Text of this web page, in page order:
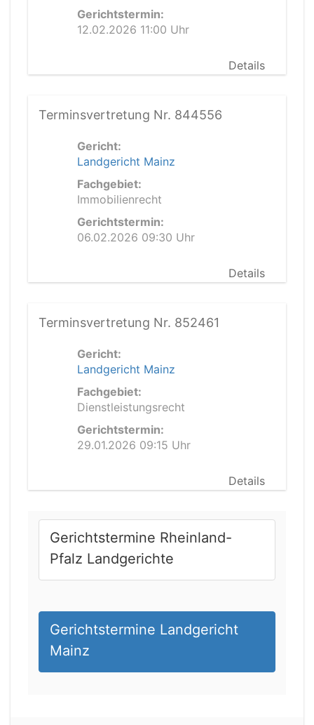
Gerichtstermin:
12.02.2026 11:00 Uhr
Details
Terminsvertretung Nr. 844556
Gericht:
Landgericht Mainz
Fachgebiet:
Immobilienrecht
Gerichtstermin:
06.02.2026 09:30 Uhr
Details
Terminsvertretung Nr. 852461
Gericht:
Landgericht Mainz
Fachgebiet:
Dienstleistungsrecht
Gerichtstermin:
29.01.2026 09:15 Uhr
Details
Gerichtstermine Rheinland-
Pfalz Landgerichte
Gerichtstermine Landgericht
Mainz